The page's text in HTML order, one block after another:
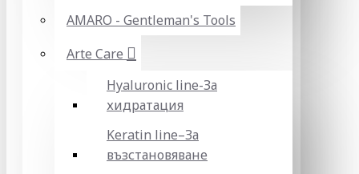
AMARO - Gentleman's Tools
Arte Care
Hyaluronic line-За
хидратация
Keratin line–За
възстановяване